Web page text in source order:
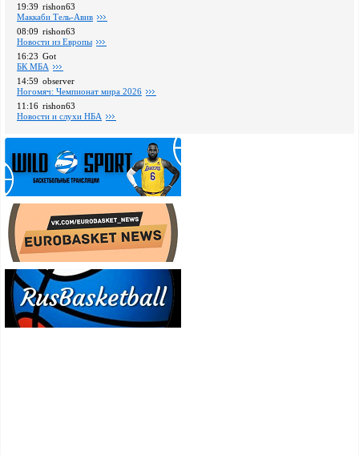
19:39 rishon63
Маккаби Тель-Авив
08:09 rishon63
Новости из Европы
16:23 Got
БК МБА
14:59 observer
Ногомяч: Чемпионат мира 2026
11:16 rishon63
Новости и слухи НБА